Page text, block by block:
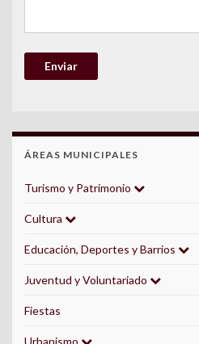
ÁREAS MUNICIPALES
Turismo y Patrimonio
Cultura
Educación, Deportes y Barrios
Juventud y Voluntariado
Fiestas